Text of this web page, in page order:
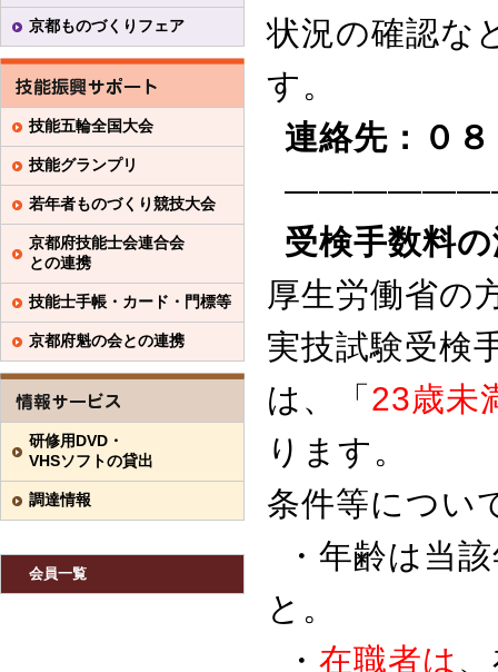
状況の確認な
す。
連絡先：０
受検手数料
厚生労働省の
実技試験受検
は、「 23歳未
ります。
条件等につい
・年齢は当
と。
・ 在職者は
京都ものづくりフェア
技能五輪全国大会
技能グランプリ
若年者ものづくり競技大会
京都府技能士会連合会
との連携
技能士手帳・カード・門標等
京都府魁の会との連携
研修用DVD・
VHSソフトの貸出
調達情報
会員一覧